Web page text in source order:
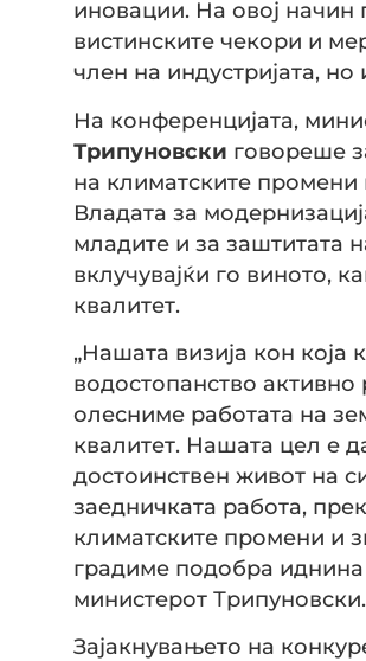
иновации. На овој начин
вистинските чекори и
член на индустријата, но
На конференцијата,
Трипуновски говореше
на климатските промени
Владата за
младите и за заштитата
вклучувајќи го виното,
квалитет.
„Нашата визија кон која
водостопанство активно
олесниме работата на
квалитет. Нашата цел е
достоинствен живот на
заедничката работа,
климатските промени и
градиме подобра иднина
министерот Трипуновски.
Зајакнувањето на